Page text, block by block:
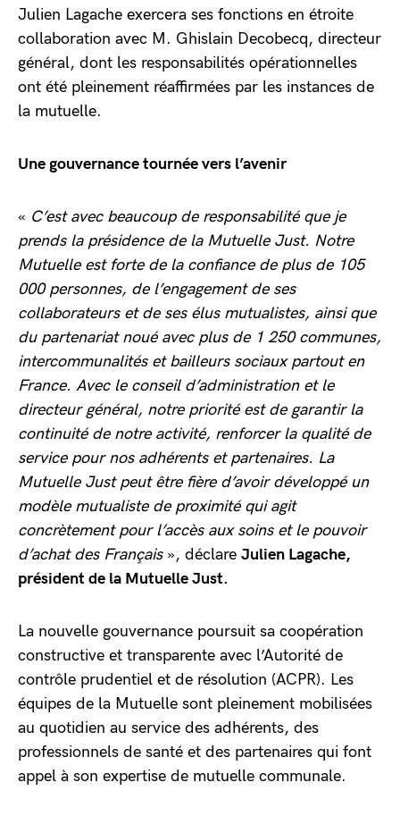
Julien Lagache exercera ses fonctions en étroite
collaboration avec M. Ghislain Decobecq, directeur
général, dont les responsabilités opérationnelles
ont été pleinement réaffirmées par les instances de
la mutuelle.
Une gouvernance tournée vers l’avenir
« C’est avec beaucoup de responsabilité que je
prends la présidence de la Mutuelle Just. Notre
Mutuelle est forte de la confiance de plus de 105
000 personnes, de l’engagement de ses
collaborateurs et de ses élus mutualistes, ainsi que
du partenariat noué avec plus de 1 250 communes,
intercommunalités et bailleurs sociaux partout en
France. Avec le conseil d’administration et le
directeur général, notre priorité est de garantir la
continuité de notre activité, renforcer la qualité de
service pour nos adhérents et partenaires. La
Mutuelle Just peut être fière d’avoir développé un
modèle mutualiste de proximité qui agit
concrètement pour l’accès aux soins et le pouvoir
d’achat des Français», déclare Julien Lagache,
président de la Mutuelle Just.
La nouvelle gouvernance poursuit sa coopération
constructive et transparente avec l’Autorité de
contrôle prudentiel et de résolution (ACPR). Les
équipes de la Mutuelle sont pleinement mobilisées
au quotidien au service des adhérents, des
professionnels de santé et des partenaires qui font
appel à son expertise de mutuelle communale.